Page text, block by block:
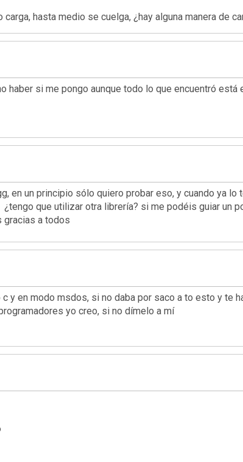
hasta medio se cuelga, ¿hay alguna manera de
si me pongo aunque todo lo que encuentró
en un principio sólo quiero probar eso, y cuando ya
que utilizar otra librería? si me podéis guiar un
gracias a todos
y en modo msdos, si no daba por saco a to esto y te
yo creo, si no dímelo a mí